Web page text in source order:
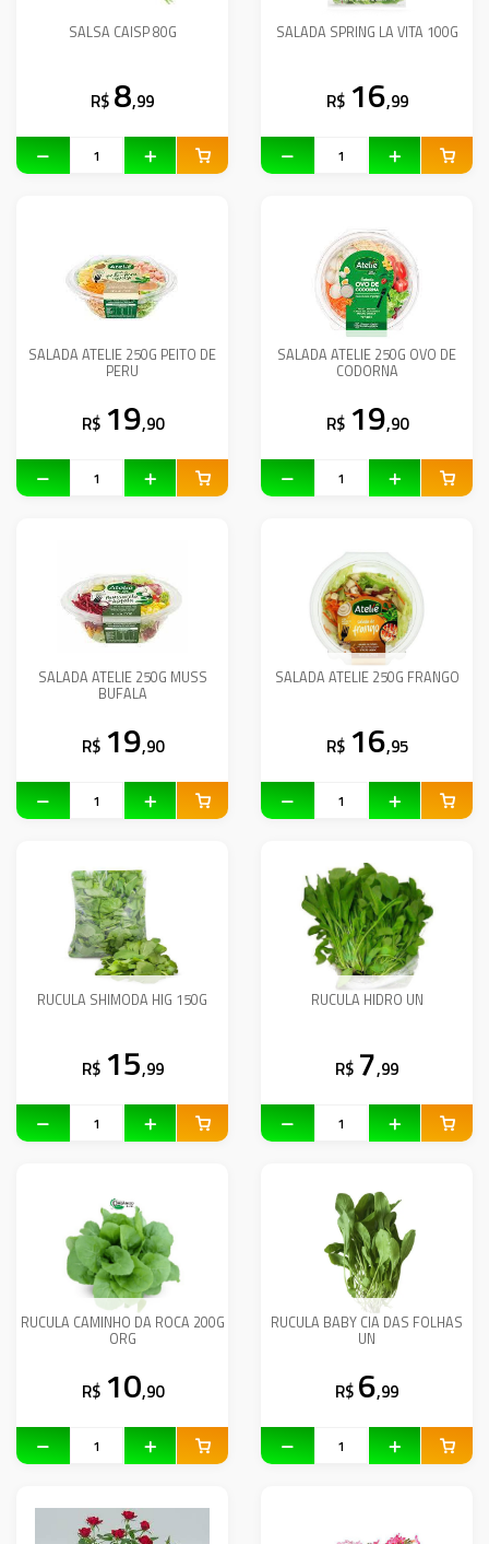
SALSA CAISP 80G
R$ 8,99
SALADA SPRING LA VITA 100G
R$ 16,99
SALADA ATELIE 250G PEITO DE
PERU
R$ 19,90
SALADA ATELIE 250G OVO DE
CODORNA
R$ 19,90
SALADA ATELIE 250G MUSS
BUFALA
R$ 19,90
SALADA ATELIE 250G FRANGO
R$ 16,95
RUCULA SHIMODA HIG 150G
R$ 15,99
RUCULA HIDRO UN
R$ 7,99
RUCULA CAMINHO DA ROCA 200G
ORG
R$ 10,90
RUCULA BABY CIA DAS FOLHAS
UN
R$ 6,99